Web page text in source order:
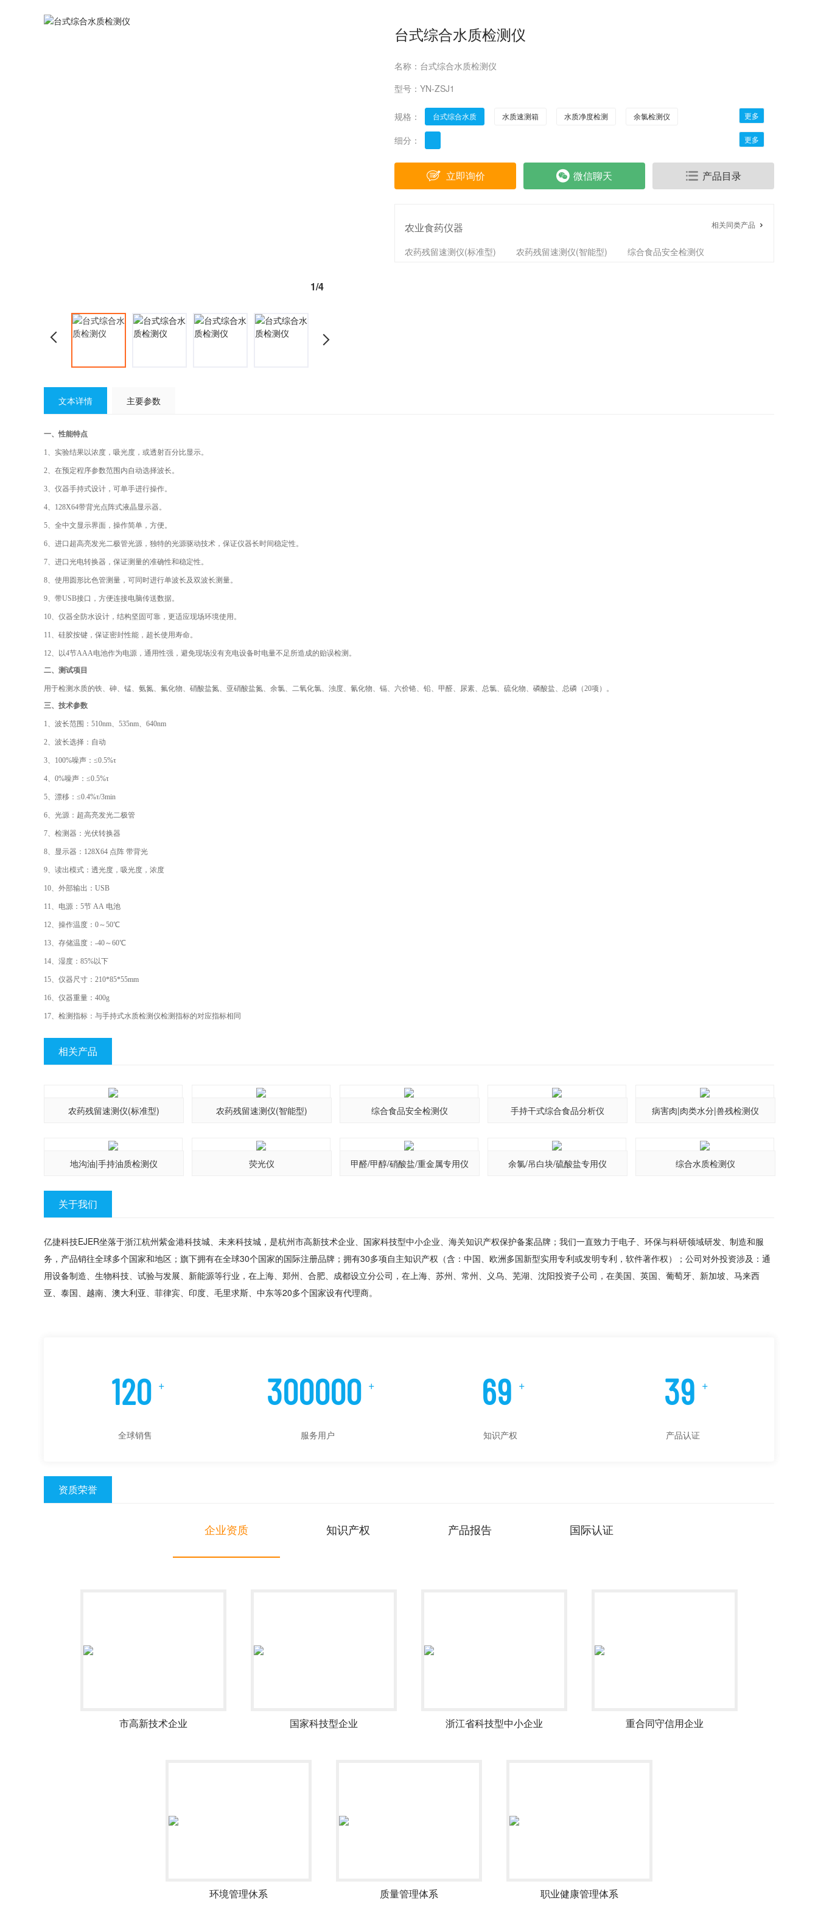
1/4
台式综合水质检测仪
名称：台式综合水质检测仪
型号：YN-ZSJ1
规格： 台式综合水质 水质速测箱 水质净度检测 余氯检测仪 更多
细分： 更多
立即询价 微信聊天 产品目录
相关同类产品
农业食药仪器
农药残留速测仪(标准型) 农药残留速测仪(智能型)
综合食品安全检测仪
文本详情 主要参数
一、性能特点
1、 实验结果以浓度，吸光度，或透射百分比显示。
2、 在预定程序参数范围内自动选择波长。
3、 仪器手持式设计，可单手进行操作。
4、 128X64带背光点阵式液晶显示器。
5、 全中文显示界面，操作简单，方便。
6、 进口超高亮发光二极管光源，独特的光源驱动技术，保证仪器长时间稳定性。
7、 进口光电转换器，保证测量的准确性和稳定性。
8、 使用圆形比色管测量，可同时进行单波长及双波长测量。
9、 带USB接口，方便连接电脑传送数据。
10、 仪器全防水设计，结构坚固可靠，更适应现场环境使用 。
11、 硅胶按键，保证密封性能，超长使用寿命。
12、
以4节AAA电池作为电源，通用性强，避免现场没有充电设备时电量不足所造成的贻误检测。
二、测试项目
用于检测水质的铁、砷、锰、氨氮、氟化物、硝酸盐氮、亚硝酸盐氮、余氯、二氧化氯、浊度、氰化物、镉、六价铬、铅、甲醛、尿素、总氯、硫化物、磷酸盐、总磷（20项）。
三、技术参数
1、 波长范围：510nm、535nm、640nm
2、 波长选择：自动
3、 100%噪声：≤0.5%τ
4、 0%噪声：≤0.5%τ
5、 漂移：≤0.4%τ/3min
6、 光源：超高亮发光二极管
7、 检测器：光伏转换器
8、 显示器：128X64 点阵 带背光
9、 读出模式：透光度，吸光度，浓度
10、 外部输出：USB
11、 电源： 5节 AA 电池
12、 操作温度：0～50℃
13、 存储温度：-40～60℃
14、 湿度：85%以下
15、 仪器尺寸：210*85*55mm
16、 仪器重量：400g
17、 检测指标：与手持式水质检测仪检测指标的对应指标相同
相关产品
农药残留速测仪(标准型) 农药残留速测仪(智能型) 综合食品安全检测仪 手持干式综合食品分析仪 病害肉|肉类水分|兽残检测仪
地沟油|手持油质检测仪 荧光仪 甲醛/甲醇/硝酸盐/重金属专用仪 余氯/吊白块/硫酸盐专用仪 综合水质检测仪
关于我们
亿捷科技EJER坐落于浙江杭州紫金港科技城、未来科技城，是杭州市高新技术企业、国家科技型中小企业、海关知识产权保护备案品牌；我们一直致力于电子、环保与科研领域研发、制造和服
务，产品销往全球多个国家和地区；旗下拥有在全球30个国家的国际注册品牌；拥有30多项自主知识产权（含：中国、欧洲多国新型实用专利或发明专利，软件著作权）；公司对外投资涉及：通
用设备制造、生物科技、试验与发展、新能源等行业，在上海、郑州、合肥、成都设立分公司，在上海、苏州、常州、义乌、芜湖、沈阳投资子公司，在美国、英国、葡萄牙、新加坡、马来西
亚、泰国、越南、澳大利亚、菲律宾、印度、毛里求斯、中东等20多个国家设有代理商。
120 +
全球销售
300000 +
服务用户
70 +
知识产权
40 +
产品认证
资质荣誉
企业资质 知识产权 产品报告 国际认证
市高新技术企业 国家科技型企业 浙江省科技型中小企业 重合同守信用企业
环境管理休系 质量管理体系 职业健康管理体系